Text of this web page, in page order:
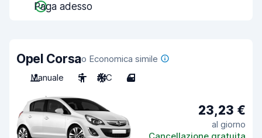
Paga adesso
Opel Corsao Economica simile
Manuale
5 A/C 4
23,23 €
al giorno
Cancellazione gratuita